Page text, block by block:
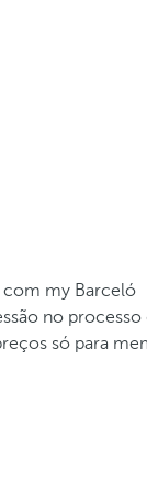
my Barceló
no
só para